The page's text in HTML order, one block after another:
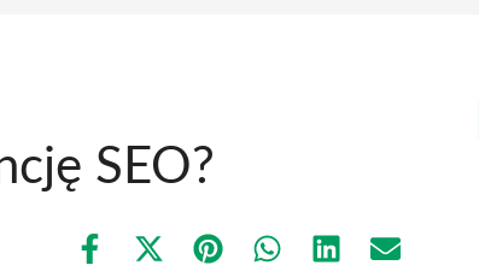
SEO?
Share
Share Share Share Share Share